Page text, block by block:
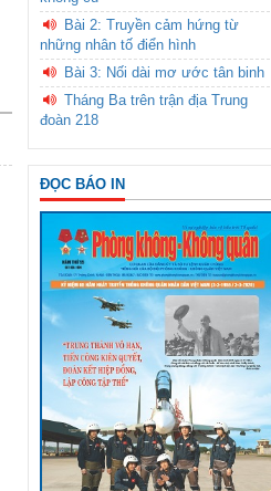
Bài 2: Truyền cảm hứng từ
những nhân tố điển hình
Bài 3: Nối dài mơ ước tân binh
Tháng Ba trên trận địa Trung
đoàn 218
ĐỌC BÁO IN